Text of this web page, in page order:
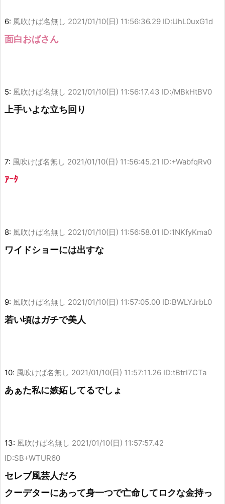
6: 風吹けば名無し 2021/01/10(日) 11:56:36.29 ID:UhL0uxG1d
面白おばさん
5: 風吹けば名無し 2021/01/10(日) 11:56:17.43 ID:/MBkHtBV0
上手いよな立ち回り
7: 風吹けば名無し 2021/01/10(日) 11:56:45.21 ID:+WabfqRv0
ｱｰﾀ
8: 風吹けば名無し 2021/01/10(日) 11:56:58.01 ID:1NKfyKma0
ワイドショーには出すな
9: 風吹けば名無し 2021/01/10(日) 11:57:05.00 ID:BWLYJrbL0
若い頃はガチで美人
10: 風吹けば名無し 2021/01/10(日) 11:57:11.26 ID:tBtrI7CTa
あぁた私に嫉妬してるでしょ
13: 風吹けば名無し 2021/01/10(日) 11:57:57.42
ID:SB+WTUR60
セレブ風芸人だろ
クーデターにあって身一つで亡命してロクな金持っ